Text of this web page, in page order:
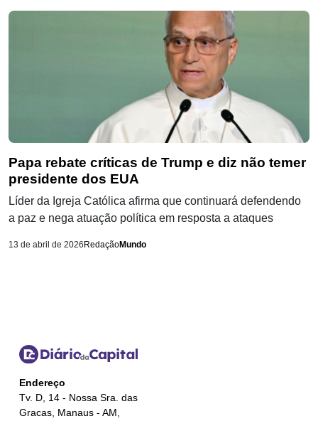
Papa rebate críticas de Trump e diz não temer
presidente dos EUA
Líder da Igreja Católica afirma que continuará defendendo
a paz e nega atuação política em resposta a ataques
13 de abril de 2026 RedaçãoMundo
Endereço
Tv. D, 14 - Nossa Sra. das
Gracas, Manaus - AM,